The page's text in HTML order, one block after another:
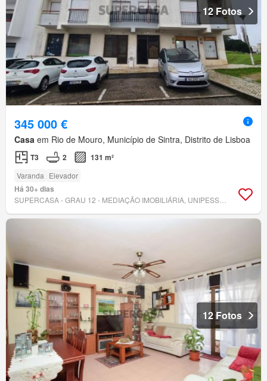
12 Fotos
345 000 €
Casa em Rio de Mouro, Município de Sintra, Distrito de Lisboa
T3 2 131 m²
Varanda Elevador
Há 30+ dias
12 Fotos